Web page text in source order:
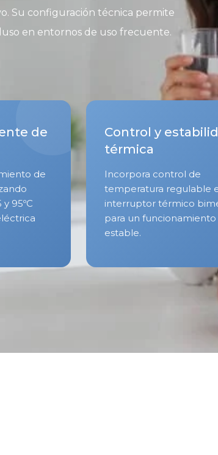
Su configuración técnica permite
en entornos de uso frecuente.
de
de
95ºC
Control y
térmica
Incorpora control de
temperatura regulable
interruptor térmico
para un funcionamiento
estable.